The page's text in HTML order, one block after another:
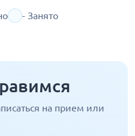
- Занято
на прием или